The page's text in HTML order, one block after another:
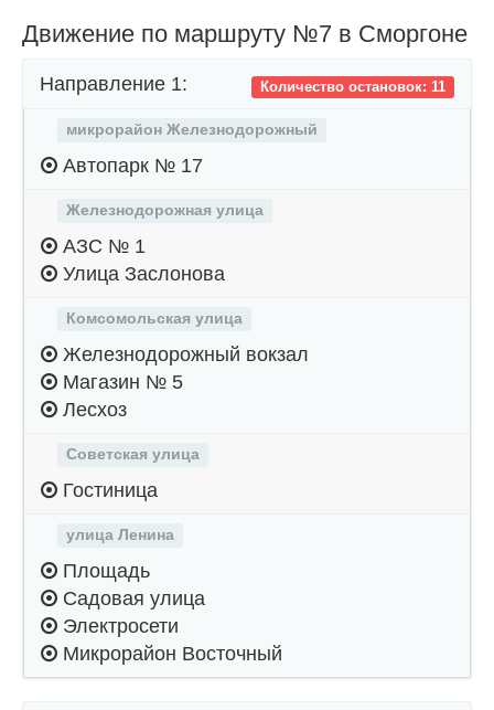
Движение по маршруту №7 в Сморгоне
Количество остановок: 11
Направление 1:
микрорайон Железнодорожный
Автопарк № 17
Железнодорожная улица
АЗС № 1
Улица Заслонова
Комсомольская улица
Железнодорожный вокзал
Магазин № 5
Лесхоз
Советская улица
Гостиница
улица Ленина
Площадь
Садовая улица
Электросети
Микрорайон Восточный